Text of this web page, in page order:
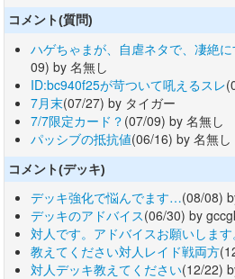
コメント(質問)
ハゲちゃまが、自虐ネタで、凄絶
09) by 名無し
ID:bc940f25が苛ついて吼えるスレ
7月末(07/27) by タイガー
7/7限定カード？ (07/09) by 名無し
パッシブの抵抗値(06/16) by 名無し
コメント(デッキ)
デッキ強化で悩んでます…(08/08)
デッキのアドバイス(06/30) by
対人です。アドバイスお願いします。
教えてください対人レイド戦両方
対人デッキ教えてください(12/22)